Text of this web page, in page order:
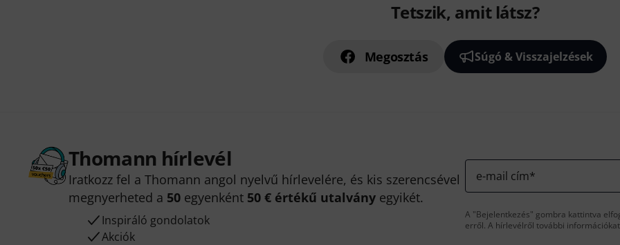
Tetszik, amit látsz?
Megosztás Súgó & Visszajelzések
Thomann hírlevél
Iratkozz fel a Thomann angol nyelvű hírlevelére, és kis szerencsével
megnyerheted a 50 egyenként 50 € értékű utalvány egyikét.
Inspiráló gondolatok
Akciók
e-mail cím*
A "Bejelentkezés" gombra kattintva
erről. A hírlevélről további